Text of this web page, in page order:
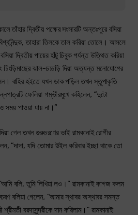
তাঁহার দ্বিতীয় পক্ষের সংসারটি অন্তঃপুরে বসিয়া
তাহারা তিলকে তাল করিয়া তোলে। আসলে
দ্বিতীয় পায়ের হাঁটু চিবুক পর্যন্ত উত্থিত করিয়া
চিংড়িমাছের ঝাল-চচ্চড়ি দিয়া অত্যন্ত মনোযোগের
বাহির হইতে যখন ডাক পড়িল তখন স্তূপাকৃতি
ফেলিয়া গম্ভীরমুখে কহিলেন, “দুটো
সময় পাওয়া যায় না।”
গেল তখন গুরুচরণের ভাই রামকানাই রোগীর
“দাদা, যদি তোমার উইল করিবার ইচ্ছা থাকে তো
বলি, তুমি লিখিয়া লও।” রামকানাই কাগজ কলম
বলিয়া গেলেন, “আমার স্থাবর অস্থাবর সমস্ত
বরদাসুন্দরীকে দান করিলাম।” রামকানাই